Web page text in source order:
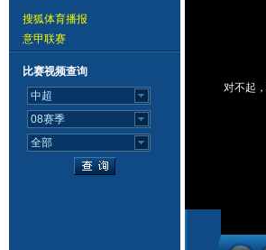
搜狐体育播报
意甲联赛
比赛视频查询
对不起